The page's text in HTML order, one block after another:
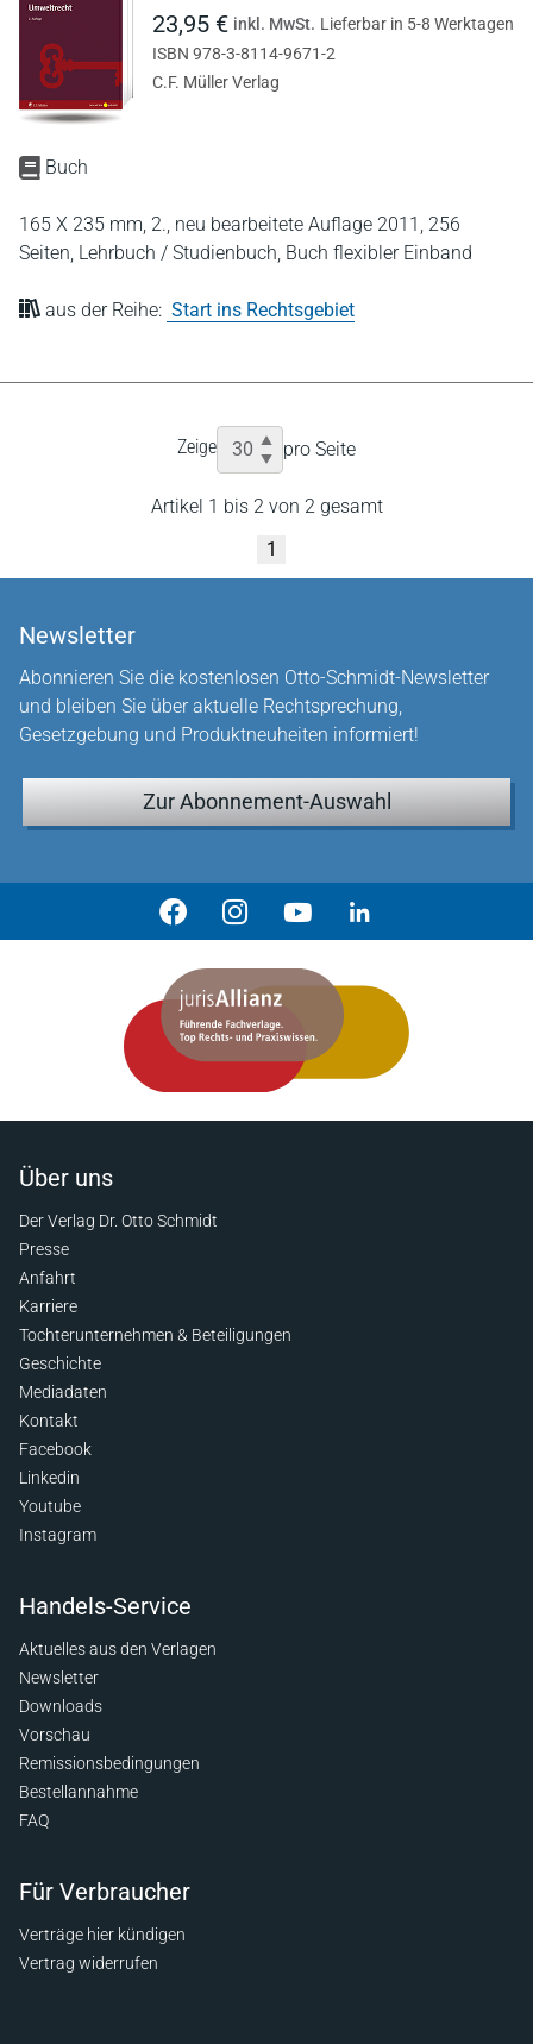
Buch
165 X 235 mm, 2., neu bearbeitete Auflage 2011, 256
Seiten, Lehrbuch / Studienbuch, Buch flexibler Einband
aus der Reihe: Start ins Rechtsgebiet
23,95 € inkl. MwSt. Lieferbar in 5-8 Werktagen
ISBN 978-3-8114-9671-2
C.F. Müller Verlag
Zeige pro Seite
Artikel 1 bis 2 von 2 gesamt
1
Newsletter
Abonnieren Sie die kostenlosen Otto-Schmidt-Newsletter
und bleiben Sie über aktuelle Rechtsprechung,
Gesetzgebung und Produktneuheiten informiert!
Zur Abonnement-Auswahl
Über uns
Der Verlag Dr. Otto Schmidt
Presse
Anfahrt
Karriere
Tochterunternehmen & Beteiligungen
Geschichte
Mediadaten
Kontakt
Facebook
Linkedin
Youtube
Instagram
Handels-Service
Aktuelles aus den Verlagen
Newsletter
Downloads
Vorschau
Remissionsbedingungen
Bestellannahme
FAQ
Für Verbraucher
Verträge hier kündigen
Vertrag widerrufen